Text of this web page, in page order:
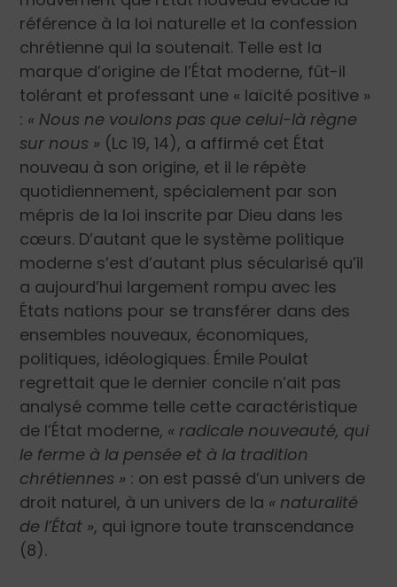
référence à la loi naturelle et la confession
chrétienne qui la soutenait. Telle est la
marque d’origine de l’État moderne, fût-il
tolérant et professant une « laïcité positive »
: « Nous ne voulons pas que celui-là règne
sur nous » (Lc 19, 14), a affirmé cet État
nouveau à son origine, et il le répète
quotidiennement, spécialement par son
mépris de la loi inscrite par Dieu dans les
cœurs. D’autant que le système politique
moderne s’est d’autant plus sécularisé qu’il
a aujourd’hui largement rompu avec les
États nations pour se transférer dans des
ensembles nouveaux, économiques,
politiques, idéologiques. Émile Poulat
regrettait que le dernier concile n’ait pas
analysé comme telle cette caractéristique
de l’État moderne, « radicale nouveauté, qui
le ferme à la pensée et à la tradition
chrétiennes » : on est passé d’un univers de
droit naturel, à un univers de la « naturalité
de l’État », qui ignore toute transcendance
(8).